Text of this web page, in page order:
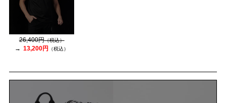
26,400円（税込）
13,200円 （税込）